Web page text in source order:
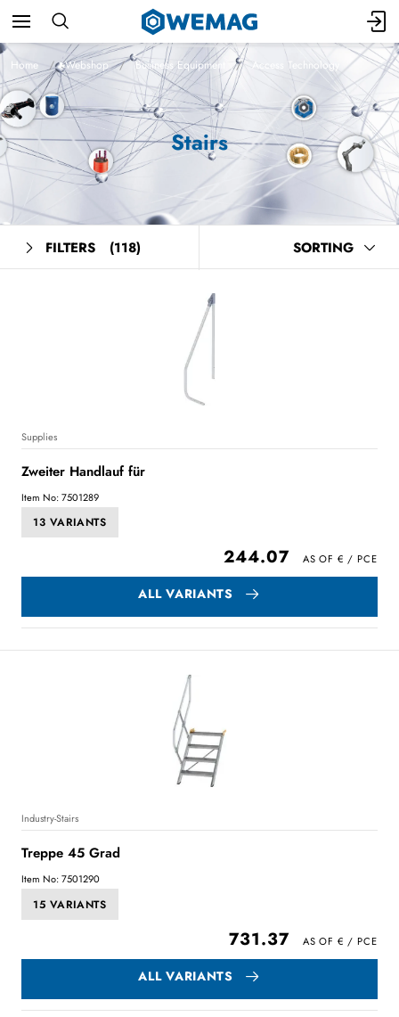
Home Webshop Business Equipment Access Technology
Stairs
FILTERS (118) SORTING
Supplies
Zweiter Handlauf für
Item No: 7501289
13 VARIANTS
244.07
ALL VARIANTS
Industry-Stairs
Treppe 45 Grad
Item No: 7501290
15 VARIANTS
731.37
ALL VARIANTS